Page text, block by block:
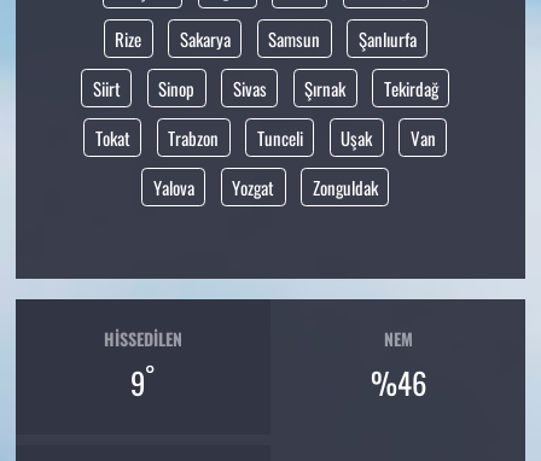
Rize
Sakarya Samsun
Şanlıurfa
Siirt
Sinop Sivas Şırnak
Tekirdağ
Tokat
Trabzon Tunceli Uşak
Van
Yalova
Yozgat Zonguldak
HISSEDILEN
9°
NEM
%46